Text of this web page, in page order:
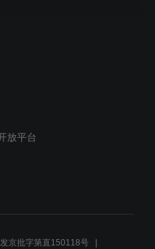
放平台
京批字第直150118号